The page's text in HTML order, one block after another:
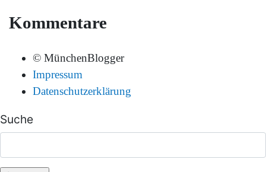
Kommentare
© MünchenBlogger
Impressum
Datenschutzerklärung
Suche